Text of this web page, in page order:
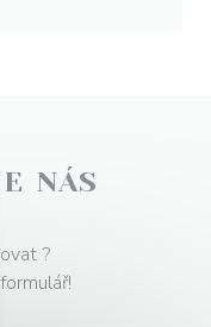
NÁS
?